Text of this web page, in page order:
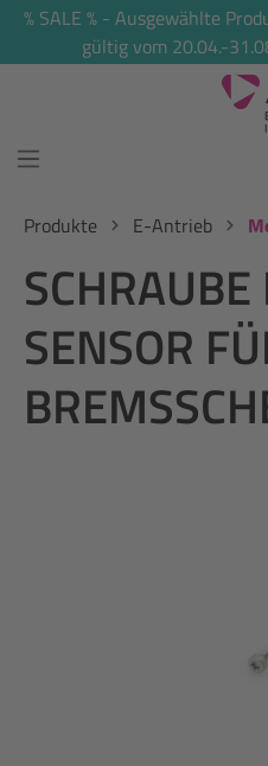
springen
% SALE % - Ausgewählte
gültig vom 20.04.-
Produkte E-Antrieb
SENSOR